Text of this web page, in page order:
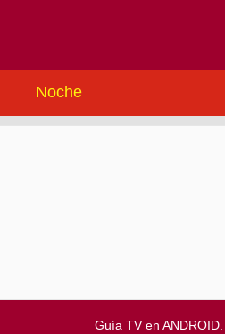
Noche
Guía TV en ANDROID.